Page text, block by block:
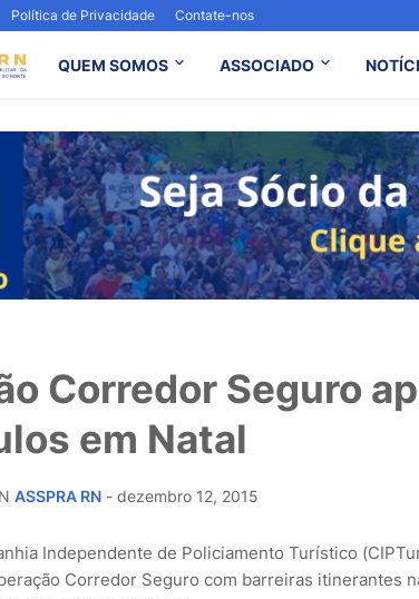
Política de Privacidade Contate-nos
QUEM SOMOS ASSOCIADO
Corredor Seguro
em Natal
ASSPRA RN - dezembro 12, 2015
Independente de Policiamento Turístico
Corredor Seguro com barreiras itinerantes